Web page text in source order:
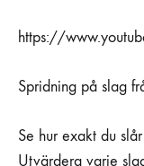
https://
Spridning på slag
Se hur exakt du
Utvärdera varje